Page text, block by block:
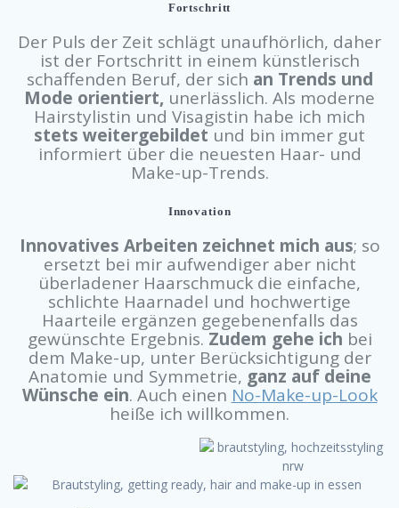
Fortschritt
Der Puls der Zeit schlägt unaufhörlich, daher
ist der Fortschritt in einem künstlerisch
schaffenden Beruf, der sich an Trends und
Mode orientiert, unerlässlich. Als moderne
Hairstylistin und Visagistin habe ich mich
stets weitergebildet und bin immer gut
informiert über die neuesten Haar- und
Make-up-Trends.
Innovation
Innovatives Arbeiten zeichnet mich aus; so
ersetzt bei mir aufwendiger aber nicht
überladener Haarschmuck die einfache,
schlichte Haarnadel und hochwertige
Haarteile ergänzen gegebenenfalls das
gewünschte Ergebnis. Zudem gehe ich bei
dem Make-up, unter Berücksichtigung der
Anatomie und Symmetrie, ganz auf deine
Wünsche ein. Auch einen No-Make-up-Look
heiße ich willkommen.